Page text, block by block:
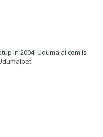
in 2004. Udumalai.com is